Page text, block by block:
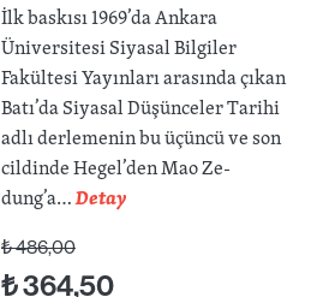
İlk baskısı 1969’da Ankara
Üniversitesi Siyasal Bilgiler
Fakültesi Yayınları arasında çıkan
Batı’da Siyasal Düşünceler Tarihi
adlı derlemenin bu üçüncü ve son
cildinde Hegel’den Mao Ze-
dung’a…Detay
₺486,00
₺364,50